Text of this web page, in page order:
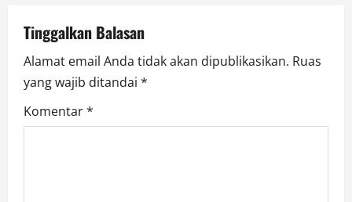
o
n
Tinggalkan Balasan
Alamat email Anda tidak akan dipublikasikan. Ruas
yang wajib ditandai *
Komentar*